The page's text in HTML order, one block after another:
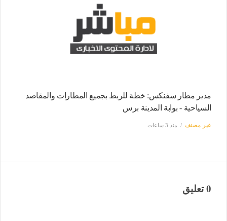
مدير مطار سفنكس: خطة للربط بجميع المطارات والمقاصد
السياحية - بوابة المدينة برس
غير مصنف منذ 3 ساعات
0 تعليق